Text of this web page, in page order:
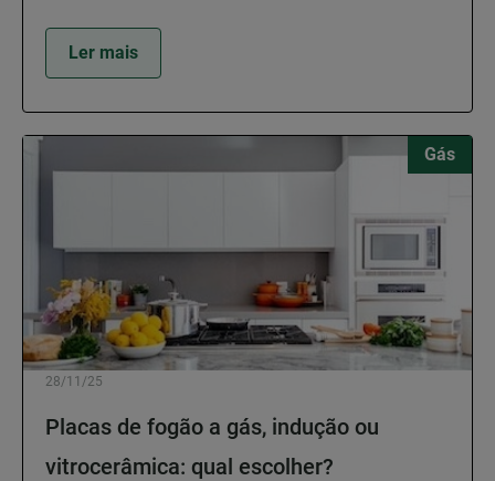
Ler mais
Gás
28/11/25
Placas de fogão a gás, indução ou
vitrocerâmica: qual escolher?